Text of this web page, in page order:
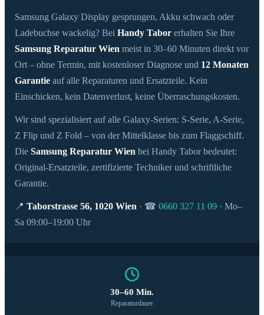
Samsung Galaxy Display gesprungen, Akku schwach oder
Ladebuchse wackelig? Bei Handy Tabor erhalten Sie Ihre
Samsung Reparatur Wien meist in 30–60 Minuten direkt vor
Ort – ohne Termin, mit kostenloser Diagnose und 12 Monaten
Garantie auf alle Reparaturen und Ersatzteile. Kein
Einschicken, kein Datenverlust, keine Überraschungskosten.
Wir sind spezialisiert auf alle Galaxy-Serien: S-Serie, A-Serie,
Z Flip und Z Fold – von der Mittelklasse bis zum Flaggschiff.
Die Samsung Reparatur Wien bei Handy Tabor bedeutet:
Original-Ersatzteile, zertifizierte Techniker und schriftliche
Garantie.
📍 Taborstrasse 56, 1020 Wien · ☎ 0660 327 11 09 · Mo–
Sa 09:00–19:00 Uhr
30–60 Min.
Reparaturdauer